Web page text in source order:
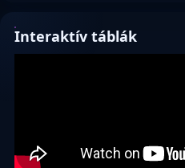
Interaktív táblák